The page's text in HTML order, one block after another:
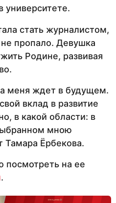
университете.
стать журналистом,
пропало. Девушка
Родине, развивая
меня ждет в будущем.
вклад в развитие
в какой области: в
мною
Тамара Ёрбекова.
на ее
.